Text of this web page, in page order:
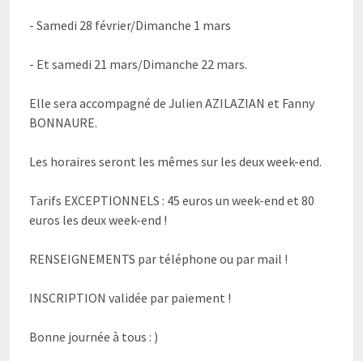
- Samedi 28 février/Dimanche 1 mars
- Et samedi 21 mars/Dimanche 22 mars.
Elle sera accompagné de Julien AZILAZIAN et Fanny
BONNAURE.
Les horaires seront les mêmes sur les deux week-end.
Tarifs EXCEPTIONNELS : 45 euros un week-end et 80
euros les deux week-end !
RENSEIGNEMENTS par téléphone ou par mail !
INSCRIPTION validée par paiement !
Bonne journée à tous : )